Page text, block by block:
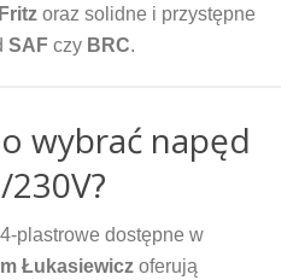
oraz solidne i przystępne
SAF czy BRC.
wybrać napęd
plastrowe dostępne w
Łukasiewicz oferują